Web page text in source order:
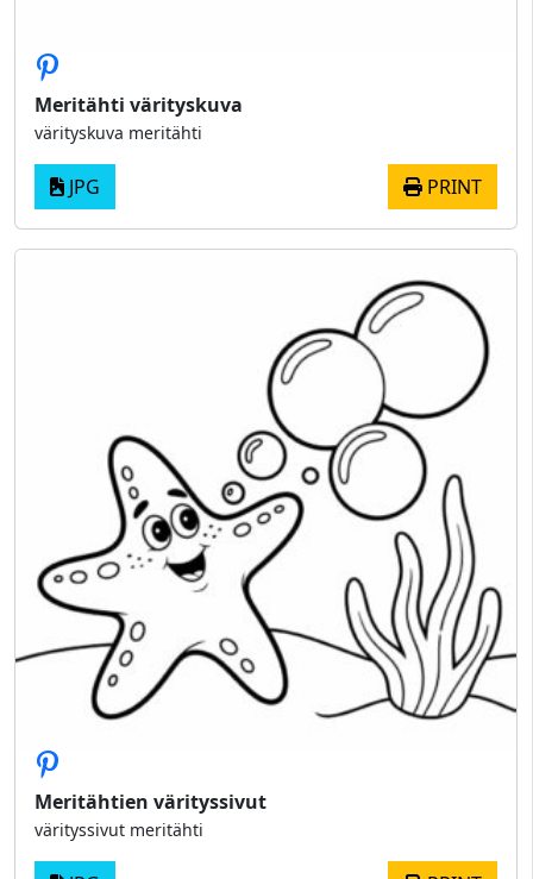
Meritähti värityskuva
värityskuva meritähti
JPG PRINT
Meritähtien värityssivut
värityssivut meritähti